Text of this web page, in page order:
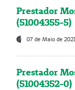
Prestador
(51004355-5)
07 de Maio de 2021
Prestador
(51004352-0)